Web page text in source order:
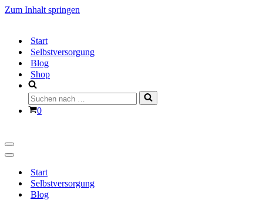
Zum Inhalt springen
Start
Selbstversorgung
Blog
Shop
Suchen
nach …
Warenkorb
0
Navigationsmenü
Navigationsmenü
Start
Selbstversorgung
Blog